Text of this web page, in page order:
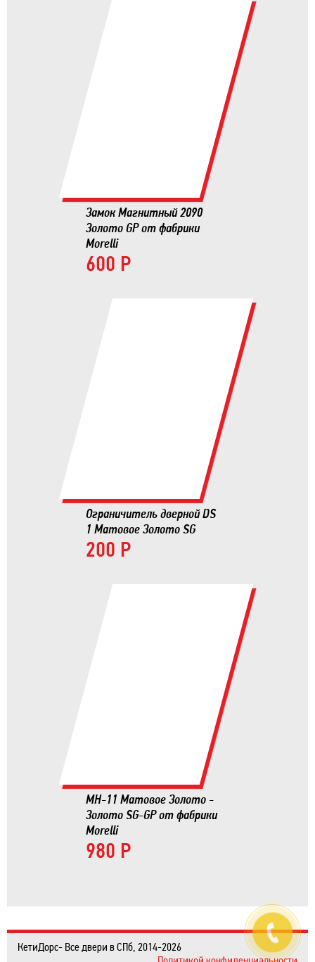
Замок Магнитный 2090
Золото GP от фабрики
Morelli
600 Р
Ограничитель дверной DS
1 Матовое Золото SG
200 Р
MH-11 Матовое Золото -
Золото SG-GP от фабрики
Morelli
980 Р
КетиДорс- Все двери в СПб, 2014-2026